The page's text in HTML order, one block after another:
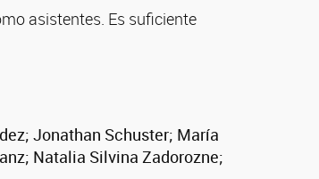
asistentes. Es suficiente
Jonathan Schuster; María
Natalia Silvina Zadorozne;